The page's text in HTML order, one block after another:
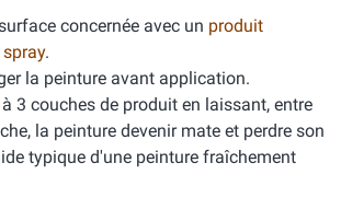
concernée avec un produit
.
la peinture avant application.
3 couches de produit en laissant, entre
la peinture devenir mate et perdre son
typique d'une peinture fraîchement